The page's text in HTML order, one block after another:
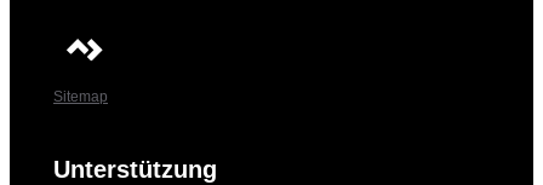
Sitemap
Unterstützung